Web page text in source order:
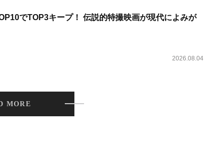
でTOP3キープ！ 伝説的特撮映画が現代によみが
2026.08.04
MORE